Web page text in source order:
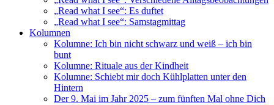
„Read what I see“: Es duftet
„Read what I see“: Samstagmittag
Kolumnen
Kolumne: Ich bin nicht schwarz und weiß – ich bin
bunt
Kolumne: Rituale aus der Kindheit
Kolumne: Schiebt mir doch Kühlplatten unter den
Hintern
Der 9. Mai im Jahr 2025 – zum fünften Mal ohne Dich